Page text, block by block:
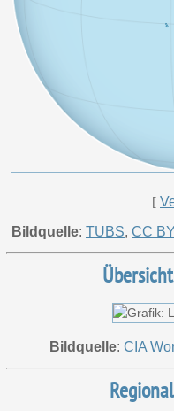
[
Bildquelle: TUBS, CC
Bildquelle: CIA